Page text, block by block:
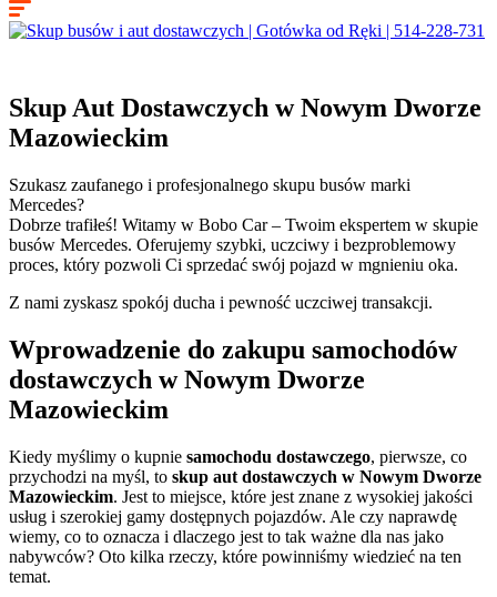
Skup Aut Dostawczych w Nowym Dworze
Mazowieckim
Szukasz zaufanego i profesjonalnego skupu busów marki
Mercedes?
Dobrze trafiłeś! Witamy w Bobo Car – Twoim ekspertem w skupie
busów Mercedes. Oferujemy szybki, uczciwy i bezproblemowy
proces, który pozwoli Ci sprzedać swój pojazd w mgnieniu oka.
Z nami zyskasz spokój ducha i pewność uczciwej transakcji.
Wprowadzenie do zakupu samochodów
dostawczych w Nowym Dworze
Mazowieckim
Kiedy myślimy o kupnie samochodu dostawczego, pierwsze, co
przychodzi na myśl, to skup aut dostawczych w Nowym Dworze
Mazowieckim. Jest to miejsce, które jest znane z wysokiej jakości
usług i szerokiej gamy dostępnych pojazdów. Ale czy naprawdę
wiemy, co to oznacza i dlaczego jest to tak ważne dla nas jako
nabywców? Oto kilka rzeczy, które powinniśmy wiedzieć na ten
temat.